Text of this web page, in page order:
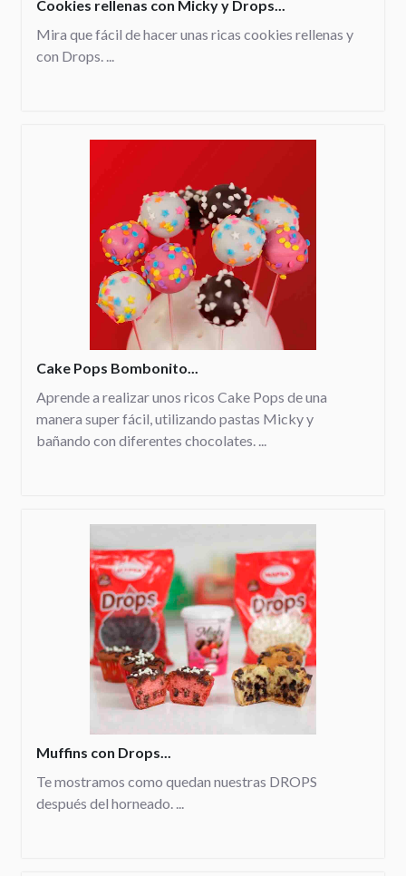
Cookies rellenas con Micky y Drops...
Mira que fácil de hacer unas ricas cookies rellenas y
con Drops. ...
Cake Pops Bombonito...
Aprende a realizar unos ricos Cake Pops de una
manera super fácil, utilizando pastas Micky y
bañando con diferentes chocolates. ...
Muffins con Drops...
Te mostramos como quedan nuestras DROPS
después del horneado. ...